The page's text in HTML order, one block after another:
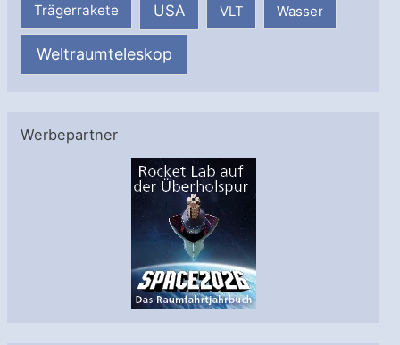
Trägerrakete USA VLT Wasser
Weltraumteleskop
Werbepartner